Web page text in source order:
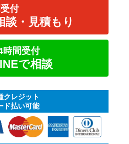
付
談・見積もり
時間受付
で相談
クレジット
ド払い可能